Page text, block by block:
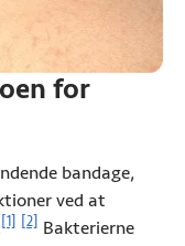
for
bandage,
ved at
[1]
Se referenceoplysninger
[2]
Se referenceoplysninger
Bakterierne